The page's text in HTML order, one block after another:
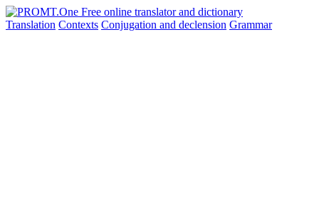
Translation Contexts Conjugation and declension Grammar